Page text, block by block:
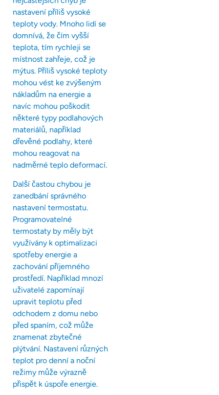
nastavení příliš vysoké
teploty vody. Mnoho lidí se
domnívá, že čím vyšší
teplota, tím rychleji se
místnost zahřeje, což je
mýtus. Příliš vysoké teploty
mohou vést ke zvýšeným
nákladům na energie a
navíc mohou poškodit
některé typy podlahových
materiálů, například
dřevěné podlahy, které
mohou reagovat na
nadměrné teplo deformací.
Další častou chybou je
zanedbání správného
nastavení termostatu.
Programovatelné
termostaty by měly být
využívány k optimalizaci
spotřeby energie a
zachování příjemného
prostředí. Například mnozí
uživatelé zapomínají
upravit teplotu před
odchodem z domu nebo
před spaním, což může
znamenat zbytečné
plýtvání. Nastavení různých
teplot pro denní a noční
režimy může výrazně
přispět k úspoře energie.